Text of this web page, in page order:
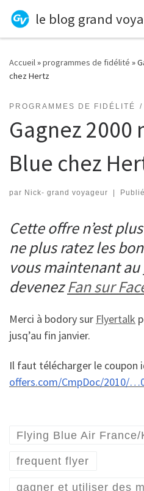
Skip to content
le blog grand
Accueil»programmes de fidélité »
chez Hertz
PROGRAMMES DE FIDÉLITÉ
Gagnez 2000
Blue chez
par Nick- grand voyageur | Publié
Cette offre n’est
ne plus ratez les
vous maintenant au
devenezFan sur
Merci à bodory sur Flyertalk
jusq’au fin janvier.
Il faut télécharger le coupon
offers.com/CmpDoc/2010/
Flying Blue Air France/
frequent flyer
gagner et utiliser des